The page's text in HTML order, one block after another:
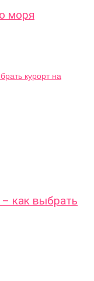
моря
как выбрать